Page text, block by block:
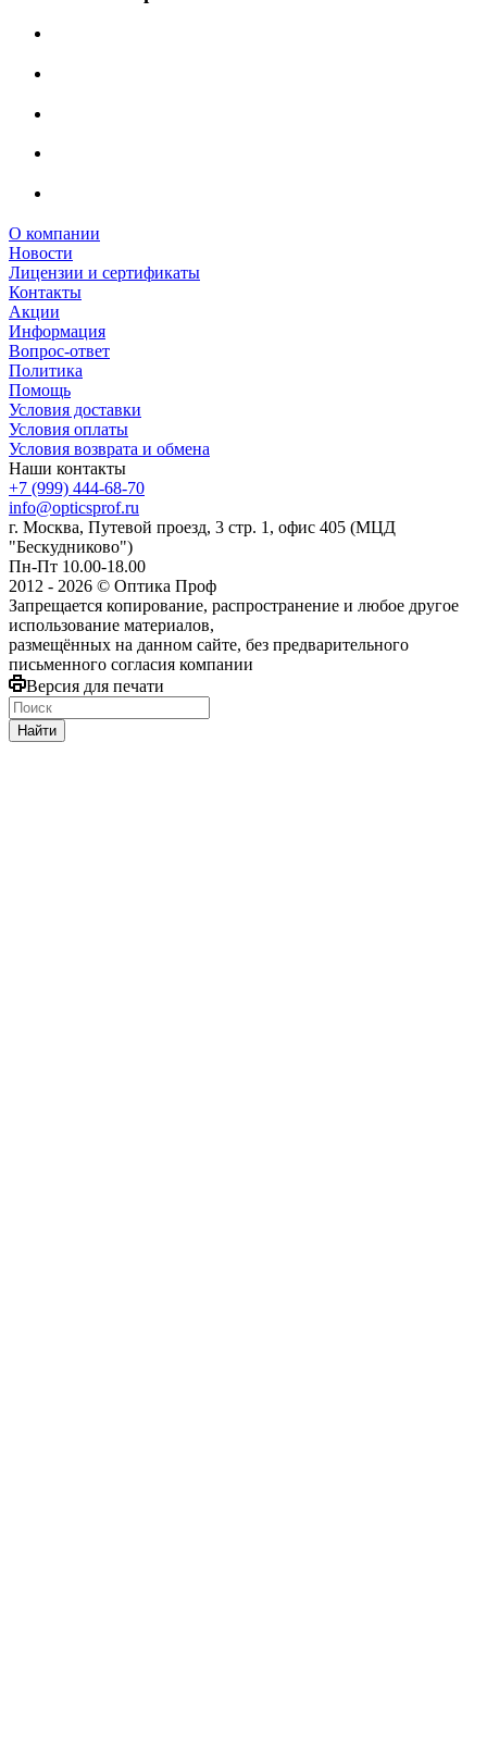
О компании
Новости
Лицензии и сертификаты
Контакты
Акции
Информация
Вопрос-ответ
Политика
Помощь
Условия доставки
Условия оплаты
Условия возврата и обмена
Наши контакты
+7 (999) 444-68-70
info@opticsprof.ru
г. Москва, Путевой проезд, 3 стр. 1, офис 405 (МЦД
"Бескудниково")
Пн-Пт 10.00-18.00
2012 - 2026 © Оптика Проф
Запрещается копирование, распространение и любое другое
использование материалов,
размещённых на данном сайте, без предварительного
письменного согласия компании
Версия для печати
Найти